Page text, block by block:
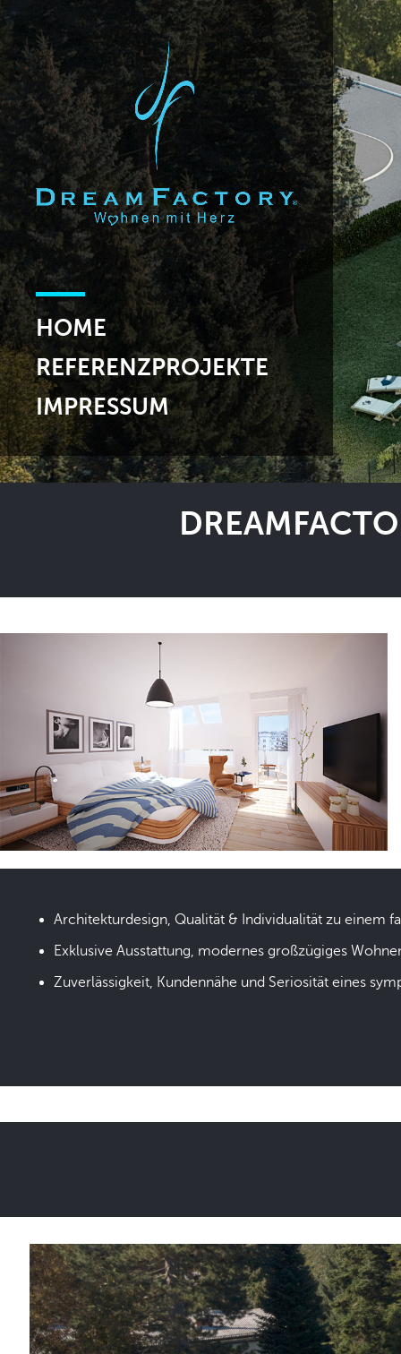
HOME
REFERENZPROJEKTE
IMPRESSUM
Architekturdesign, Qualität & Individualität zu einem
Exklusive Ausstattung, modernes großzügiges
Zuverlässigkeit, Kundennähe und Seriosität eines